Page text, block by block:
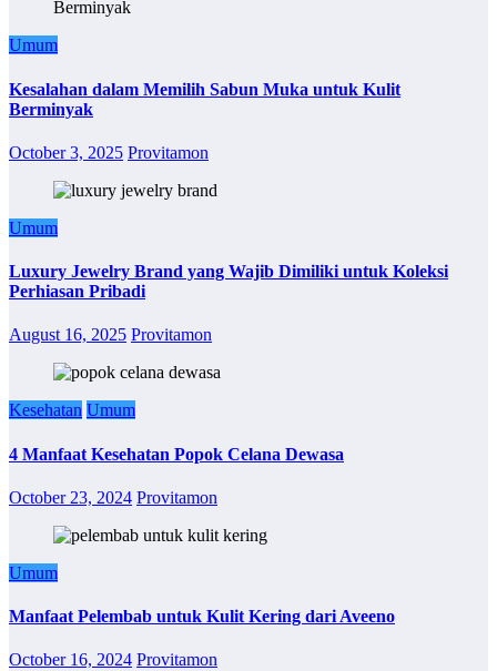
Umum
Kesalahan dalam Memilih Sabun Muka untuk Kulit
Berminyak
October 3, 2025 Provitamon
Umum
Luxury Jewelry Brand yang Wajib Dimiliki untuk Koleksi
Perhiasan Pribadi
August 16, 2025 Provitamon
Kesehatan Umum
4 Manfaat Kesehatan Popok Celana Dewasa
October 23, 2024 Provitamon
Umum
Manfaat Pelembab untuk Kulit Kering dari Aveeno
October 16, 2024 Provitamon